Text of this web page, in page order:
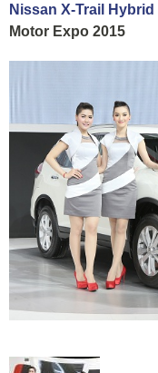
Nissan X-Trail Hybrid
Motor Expo 2015